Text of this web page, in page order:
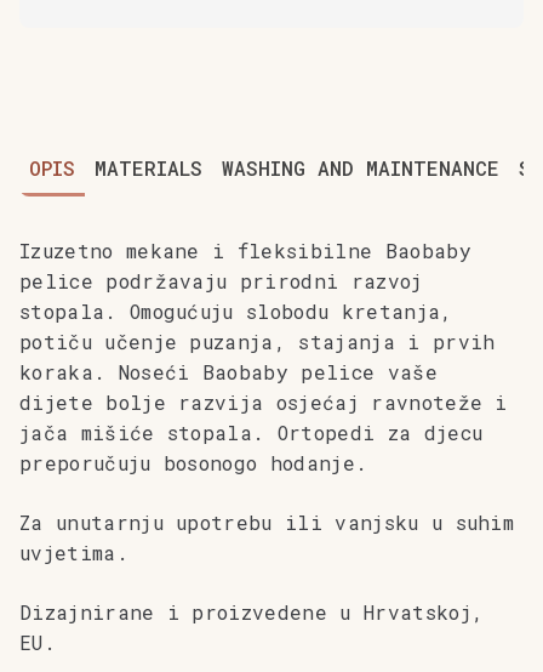
OPIS MATERIALS WASHING AND MAINTENANCE
Izuzetno mekane i fleksibilne Baobaby
pelice podržavaju prirodni razvoj
stopala. Omogućuju slobodu kretanja,
potiču učenje puzanja, stajanja i prvih
koraka. Noseći Baobaby pelice vaše
dijete bolje razvija osjećaj ravnoteže i
jača mišiće stopala. Ortopedi za djecu
preporučuju bosonogo hodanje.
Za unutarnju upotrebu ili vanjsku u suhim
uvjetima.
Dizajnirane i proizvedene u Hrvatskoj,
EU.